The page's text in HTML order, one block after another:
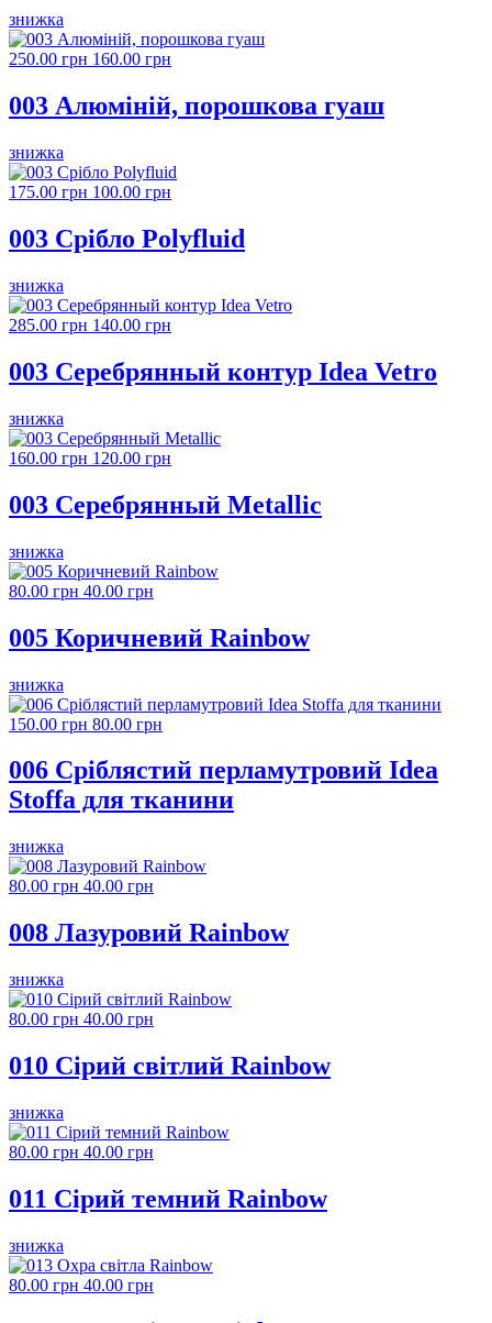
знижка
250.00 грн 160.00 грн
003 Алюміній, порошкова гуаш
знижка
175.00 грн 100.00 грн
003 Срібло Polyfluid
знижка
285.00 грн 140.00 грн
003 Серебрянный контур Idea Vetro
знижка
160.00 грн 120.00 грн
003 Серебрянный Metallic
знижка
80.00 грн 40.00 грн
005 Коричневий Rainbow
знижка
150.00 грн 80.00 грн
006 Сріблястий перламутровий Idea
Stoffa для тканини
знижка
80.00 грн 40.00 грн
008 Лазуровий Rainbow
знижка
80.00 грн 40.00 грн
010 Сірий світлий Rainbow
знижка
80.00 грн 40.00 грн
011 Сірий темний Rainbow
знижка
80.00 грн 40.00 грн